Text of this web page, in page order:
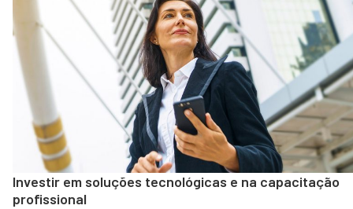
Investir em soluções tecnológicas e na capacitação
profissional